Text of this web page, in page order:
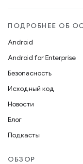
ПОДРОБНЕЕ ОБ ОС
Android
Android for Enterprise
Безопасность
Исходный код
Новости
Блог
Подкасты
ОБЗОР